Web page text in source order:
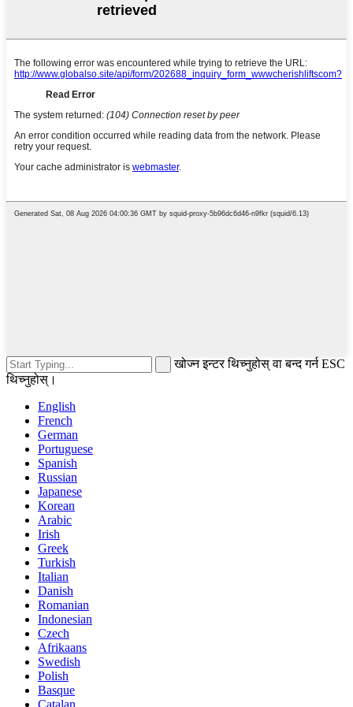
खोज्न इन्टर थिच्नुहोस् वा बन्द गर्न ESC
थिच्नुहोस्।
English
French
German
Portuguese
Spanish
Russian
Japanese
Korean
Arabic
Irish
Greek
Turkish
Italian
Danish
Romanian
Indonesian
Czech
Afrikaans
Swedish
Polish
Basque
Catalan